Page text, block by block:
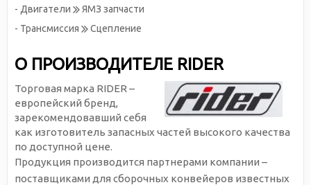
- Двигатели
ЯМЗ запчасти
- Трансмиссия
Сцепление
О ПРОИЗВОДИТЕЛЕ RIDER
Торговая марка RIDER –
европейский бренд,
зарекомендовавший себя
как изготовитель запасных частей высокого качества
по доступной цене.
Продукция производится партнерами компании –
поставщиками для сборочных конвейеров известных